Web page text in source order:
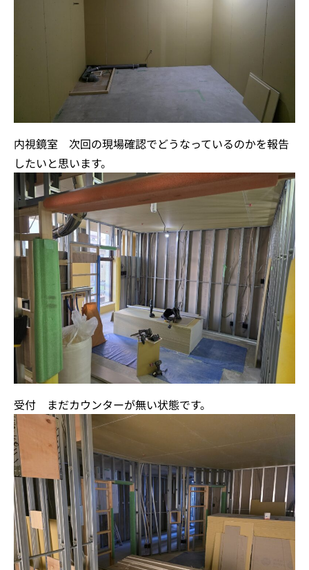
内視鏡室 次回の現場確認でどうなっているのかを報告
したいと思います。
受付 まだカウンターが無い状態です。